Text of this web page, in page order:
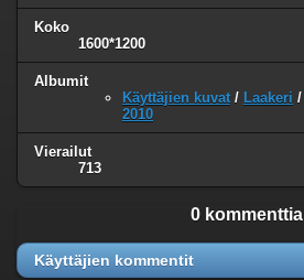
Koko
1600*1200
Albumit
Käyttäjien kuvat / Laakeri /
2010
Vierailut
713
0 kommenttia
Käyttäjien kommentit